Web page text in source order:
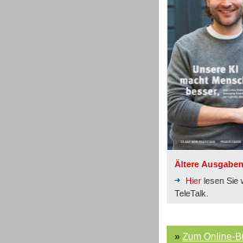
Ältere
Hier lesen Sie
TeleTalk.
» Zum Online-
Inbound
Inbound